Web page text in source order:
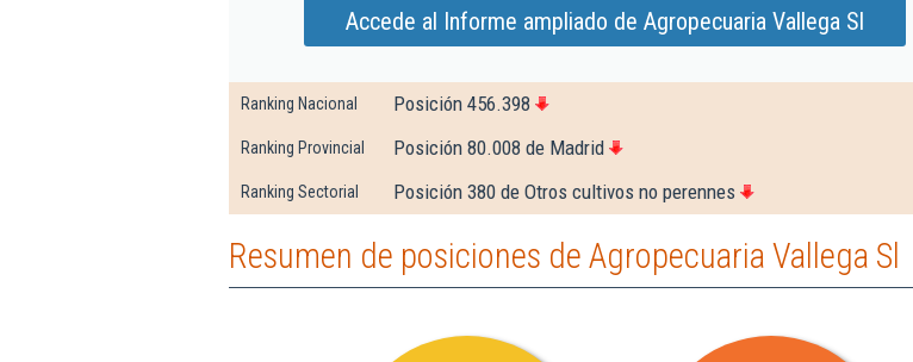
Accede al Informe ampliado de Agropecuaria Vallega Sl
Ranking Nacional Posición 456.398
Ranking Provincial Posición 80.008 de Madrid
Ranking Sectorial Posición 380 de Otros cultivos no perennes
Resumen de posiciones de Agropecuaria Vallega Sl